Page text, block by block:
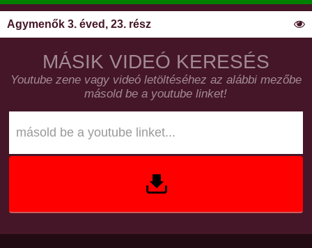
Agymenők 3. éved, 23. rész
MÁSIK VIDEÓ KERESÉS
Youtube zene vagy videó letöltéséhez az alábbi mezőbe
másold be a youtube linket!